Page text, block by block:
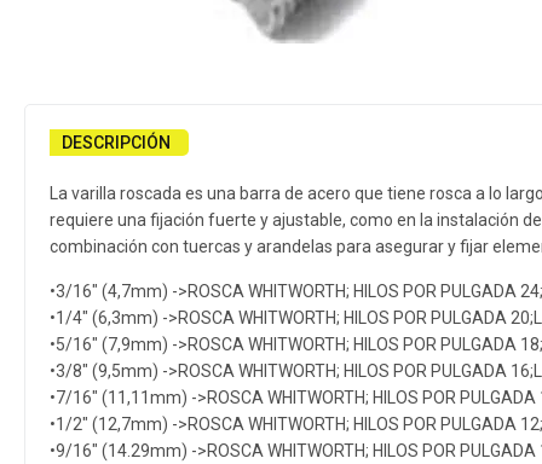
DESCRIPCIÓN
La varilla roscada es una barra de acero que tiene rosca a lo
requiere una fijación fuerte y ajustable, como en la instalación
combinación con tuercas y arandelas para asegurar y fijar
•3/16″ (4,7mm) ->ROSCA WHITWORTH; HILOS POR PULGADA
•1/4″ (6,3mm) ->ROSCA WHITWORTH; HILOS POR PULGADA
•5/16″ (7,9mm) ->ROSCA WHITWORTH; HILOS POR PULGADA
•3/8″ (9,5mm) ->ROSCA WHITWORTH; HILOS POR PULGADA
•7/16″ (11,11mm) ->ROSCA WHITWORTH; HILOS POR PULGADA
•1/2″ (12,7mm) ->ROSCA WHITWORTH; HILOS POR PULGADA
•9/16″ (14.29mm) ->ROSCA WHITWORTH; HILOS POR PULGADA